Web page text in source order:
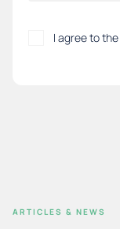
I agree to the
ARTICLES & NEWS